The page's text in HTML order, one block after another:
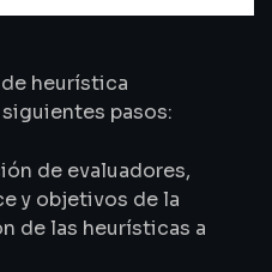
heurística
pasos:
de evaluadores,
y objetivos de la
de las heurísticas a